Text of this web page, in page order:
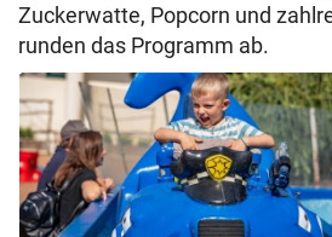
Zuckerwatte, Popcorn und
runden das Programm ab.